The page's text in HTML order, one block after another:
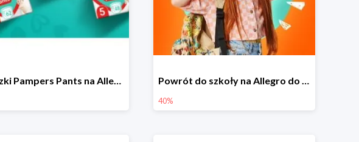
Pieluszki Pampers Pants na Allegro od 42,90 zł Powrót do szkoły na Allegro do -40%
40%